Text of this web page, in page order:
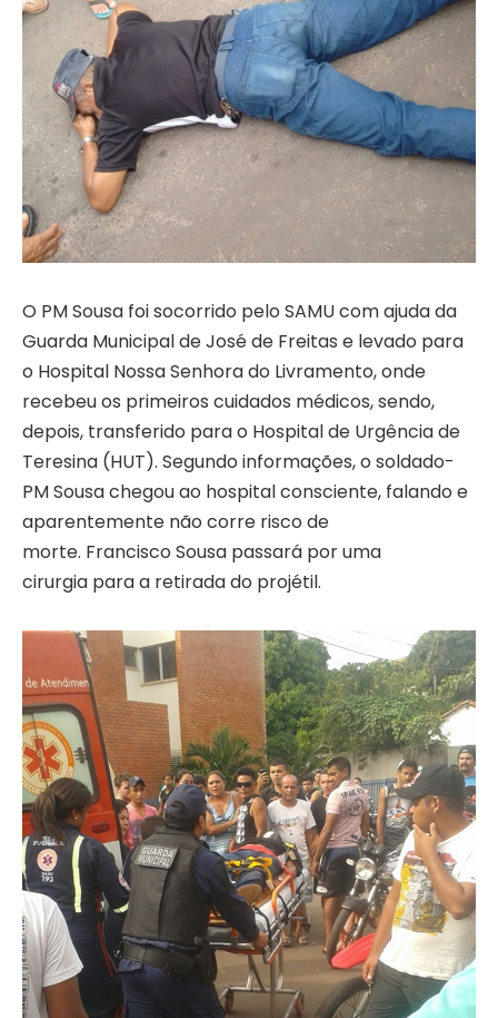
O PM Sousa foi socorrido pelo SAMU com ajuda da
Guarda Municipal de José de Freitas e levado para
o Hospital Nossa Senhora do Livramento, onde
recebeu os primeiros cuidados médicos, sendo,
depois, transferido para o Hospital de Urgência de
Teresina (HUT). Segundo informações, o soldado-
PM Sousa chegou ao hospital consciente, falando e
aparentemente não corre risco de
morte. Francisco Sousa passará por uma
cirurgia para a retirada do projétil.